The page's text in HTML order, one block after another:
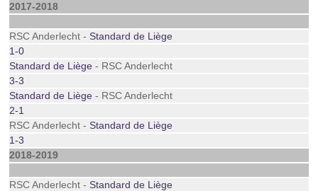
2017-2018
RSC Anderlecht -Standard de Liège
1-0
Standard de Liège - RSC Anderlecht
3-3
Standard de Liège - RSC Anderlecht
2-1
RSC Anderlecht -Standard de Liège
1-3
2018-2019
RSC Anderlecht -Standard de Liège